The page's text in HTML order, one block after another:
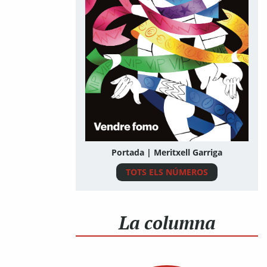
Portada | Meritxell Garriga
TOTS ELS NÚMEROS
La columna